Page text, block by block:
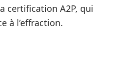
certification A2P, qui
à l’effraction.